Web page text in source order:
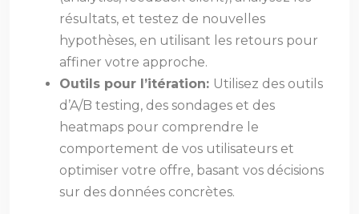
résultats, et testez de nouvelles
hypothèses, en utilisant les retours pour
affiner votre approche.
Outils pour l’itération: Utilisez des outils
d’A/B testing, des sondages et des
heatmaps pour comprendre le
comportement de vos utilisateurs et
optimiser votre offre, basant vos décisions
sur des données concrètes.